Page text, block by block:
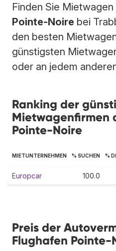
Finden Sie
Pointe-Noire bei
den besten
günstigsten
oder an jedem
Ranking der
Mietwagenfirmen
Pointe-Noire
MIETUNTERNEHMEN % SUCHEN %
Europcar 100.0
Preis der
Flughafen Pointe-